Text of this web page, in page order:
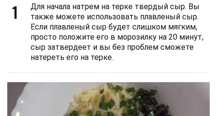
1
Для начала натрем на терке твердый сыр. Вы
также можете использовать плавленый сыр.
Если плавленый сыр будет слишком мягким,
просто положите его в морозилку на 20 минут,
сыр затвердеет и вы без проблем сможете
натереть его на терке.